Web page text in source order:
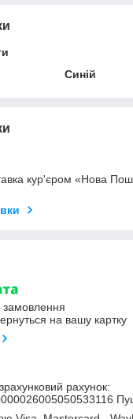
Синій
кур'єром «Нова
замовлення
на вашу картку
рахунок: